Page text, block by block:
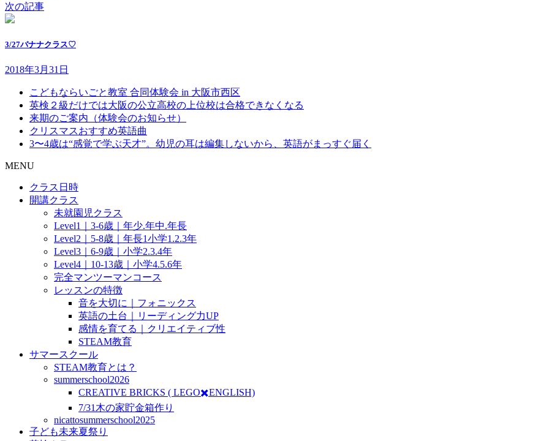
次の記事
3/27バナナクラス♡
2018年3月31日
こどもならいごと教室 合同体験会 in 大阪市西区
英検２級だけでは大阪の公立高校の上位校は合格できなくなる
来期のご案内（体験会のお知らせ）
クリスマスおすすめ英語曲
3〜4歳は“感覚で学ぶ天才”。幼児の耳は編集しないから、英語がまっすぐ届く
MENU
クラス日時
開講クラス
未就園児クラス
Level1｜3-6歳｜年少.年中.年長
Level2｜5-8歳｜年長1小学1.2.3年
Level3｜6-9歳｜小学2.3.4年
Level4｜10-13歳｜小学4.5.6年
完全マンツーマンコース
レッスンの特徴
音を大切に｜フォニックス
英語の土台｜リーディング力UP
感情を育てる｜クリエイティブ性
STEAM教育
サマースクール
STEAM教育とは？
summerschool2026
CREATIVE BRICKS ( LEGO✖️ENGLISH)
7/31木の家貯金箱作り
nicattosummerschool2025
子ども未来夏祭り